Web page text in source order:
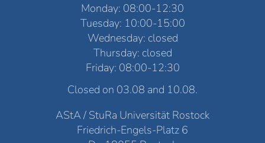
Monday: 08:00-12:30
Tuesday: 10:00-15:00
Wednesday: closed
Thursday: closed
Friday: 08:00-12:30
Closed on 03.08 and 10.08.
AStA / StuRa Universität Rostock
Friedrich-Engels-Platz 6